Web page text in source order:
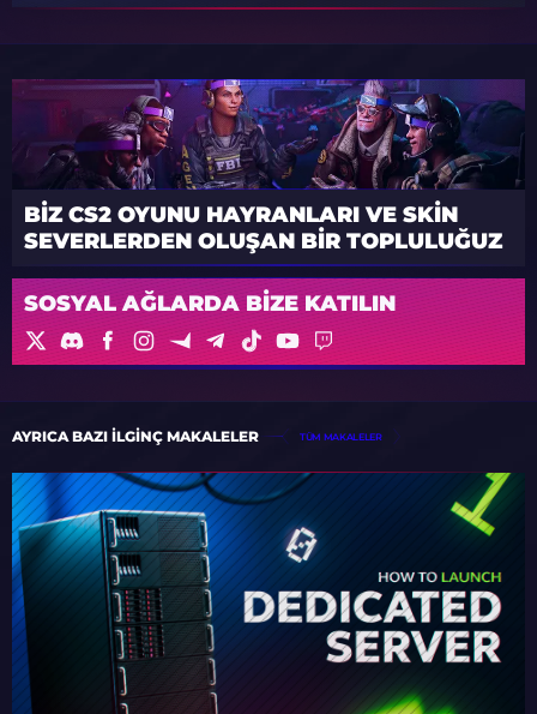
BIZ CS2 OYUNU HAYRANLARI VE SKIN
SEVERLERDEN OLUŞAN BIR TOPLULUĞUZ
SOSYAL AĞLARDA BIZE KATILIN
AYRICA BAZI ILGINÇ MAKALELER TÜM MAKALELER